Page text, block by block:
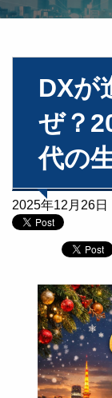
DXが
ぜ？
代の
2025年12月26日